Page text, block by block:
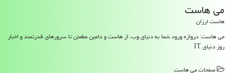
می هاست
هاست ارزان
می هاست: دروازه ورود شما به دنیای وب، از هاست و دامین مطمئن تا سرورهای قدرتمند و اخبار
روز دنیای IT
صفحات می هاست